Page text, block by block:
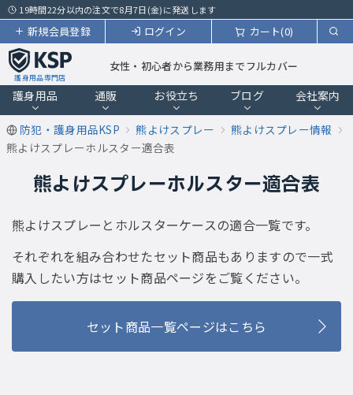
19時間22分以内の注文で8月7日(金)に発送します
カート(0)
ログイン
新規会員登録
護身用品専門店
女性・初心者から業務用までフルカバー
護身用品 通販 お役立ち ブログ 会社案内
防犯・護身用品KSP 熊よけスプレー
熊よけスプレー情報
熊よけスプレーホルスター適合表
熊よけスプレーホルスター適合表
熊よけスプレーとホルスターケースの適合一覧です。
それぞれを組み合わせたセット商品もありますので一式
購入したい方はセット商品ページをご覧ください。
セット商品一覧ページはこちら